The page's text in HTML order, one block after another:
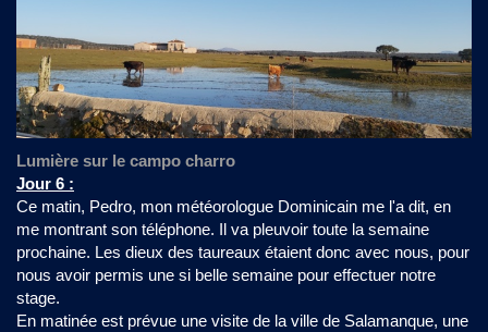
Lumière sur le campo charro
Jour 6 :
Ce matin, Pedro, mon météorologue Dominicain me l'a dit, en
me montrant son téléphone. Il va pleuvoir toute la semaine
prochaine. Les dieux des taureaux étaient donc avec nous, pour
nous avoir permis une si belle semaine pour effectuer notre
stage.
En matinée est prévue une visite de la ville de Salamanque, une